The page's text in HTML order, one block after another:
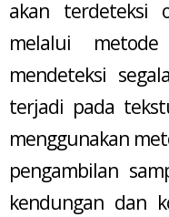
akan terdeteksi
melalui
mendeteksi
terjadi pada
menggunakan
pengambilan
kendungan dan